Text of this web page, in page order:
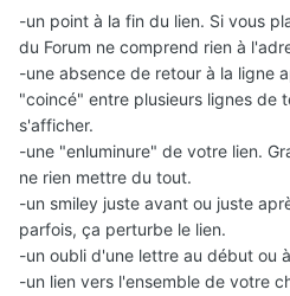
-un point à la fin du lien. Si vous
du Forum ne comprend rien à
-une absence de retour à la ligne
"coincé" entre plusieurs lignes de
s'afficher.
-une "enluminure" de votre lien.
ne rien mettre du tout.
-un smiley juste avant ou juste
parfois, ça perturbe le lien.
-un oubli d'une lettre au début ou
-un lien vers l'ensemble de votre